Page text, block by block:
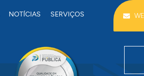
NOTÍCIAS SERVIÇOS